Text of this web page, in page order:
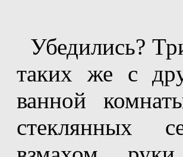
Убедились?
таких же с
ванной
стеклянных